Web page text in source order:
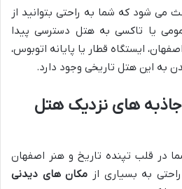
می شود که شما به راحتی بتوانید از
یا تاکسی به هتل دسترسی پیدا
ایستگاه قطار یا پایانه اتوبوس،
به این هتل تاریخی وجود دارد.
های نزدیک هتل
در قلب تپنده تاریخ و هنر اصفهان
به بسیاری از مکان های دیدنی